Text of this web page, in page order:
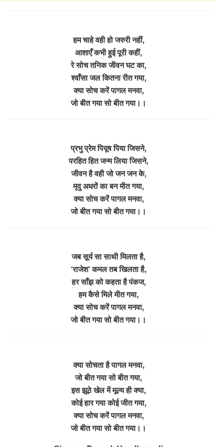
हम चाहे वही हो जरुरी नहीं,
आशाएँ कभी हुई पूरी कहीं,
रे सोच तनिक जीवन घट का,
श्वाँसा जल कितना रीत गया,
क्या सोच करें पागल मनवा,
जो बीत गया सो बीत गया।।
प्रभु प्रेम पियूष पिया जिसने,
परहित हित जन्म लिया जिसने,
जीवन है वही जो जन जन के,
मृदु अधरों का बन मीत गया,
क्या सोच करें पागल मनवा,
जो बीत गया सो बीत गया।।
जब सूर्य सा साथी मिलता है,
‘राजेश’ कमल तब खिलता है,
हर साँझ को कहता है पंकज,
हम कैसे मिले मीत गया,
क्या सोच करें पागल मनवा,
जो बीत गया सो बीत गया।।
क्या सोचता है पागल मनवा,
जो बीत गया सो बीत गया,
इस झूठे खेल में मूल्य ही क्या,
कोई हार गया कोई जीत गया,
क्या सोच करें पागल मनवा,
जो बीत गया सो बीत गया।।